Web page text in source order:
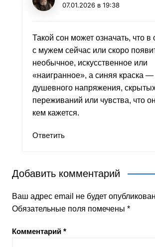
07.01.2026 в 19:38
Такой сон может означать, что
с мужем сейчас или скоро
необычное, искусственное или
«наигранное», а синяя краска
душевного напряжения,
переживаний или чувства, что
кем кажется.
Ответить
Добавить комментарий
Ваш адрес email не будет
Обязательные поля помечены *
Комментарий *